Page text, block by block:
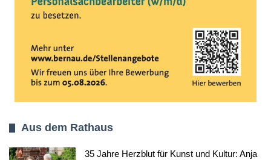
Aus dem Rathaus
35 Jahre Herzblut für Kunst und Kultur: Anja